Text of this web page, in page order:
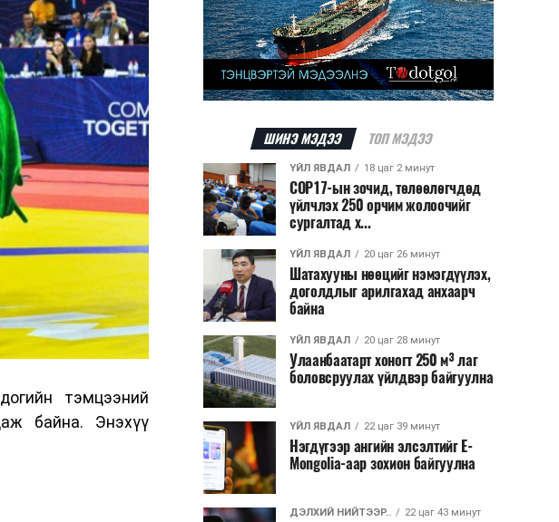
тэмцээний
байна. Энэхүү
ШИНЭ МЭДЭЭ ТОП МЭДЭЭ
ҮЙЛ ЯВДАЛ 18 цаг 2 минут
COP17-ын зочид, төлөөлөгчдөд
үйлчлэх 250 орчим жолоочийг
сургалтад х...
ҮЙЛ ЯВДАЛ 20 цаг 26 минут
Шатахууны нөөцийг нэмэгдүүлэх,
доголдлыг арилгахад анхаарч
байна
ҮЙЛ ЯВДАЛ 20 цаг 28 минут
Улаанбаатарт хоногт 250 м³ лаг
боловсруулах үйлдвэр байгуулна
ҮЙЛ ЯВДАЛ 22 цаг 39 минут
Нэгдүгээр ангийн элсэлтийг E-
Mongolia-аар зохион байгуулна
ДЭЛХИЙ НИЙТЭЭР.. 22 цаг 43 минут